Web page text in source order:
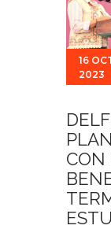
Para ti
16
2023
CON